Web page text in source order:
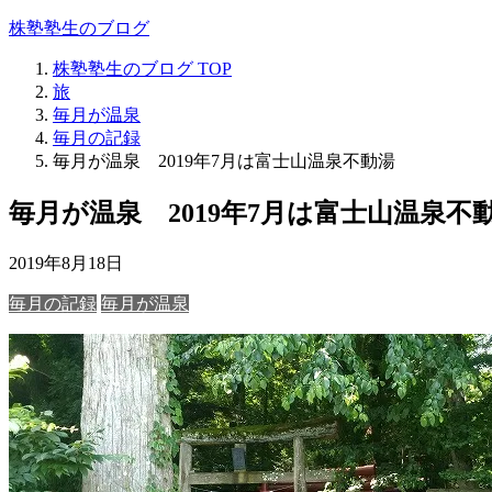
株塾塾生のブログ
株塾塾生のブログ TOP
旅
毎月が温泉
毎月の記録
毎月が温泉 2019年7月は富士山温泉不動湯
毎月が温泉 2019年7月は富士山温泉不
2019年8月18日
毎月の記録 毎月が温泉